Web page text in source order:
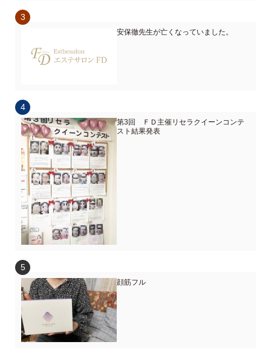
安保徹先生が亡くなっていました。
第3回 ＦＤ主催リセラクイーンコンテ
スト結果発表
顔筋フル